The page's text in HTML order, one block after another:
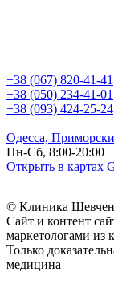
+38 (067) 820-41-41
+38 (050) 234-41-01
+38 (093) 424-25-24
Одесса,
Пн-Сб, 8:00-20:00
Открыть в картах
© Клиника
Сайт и контент
маркетологами из
Только
медицина